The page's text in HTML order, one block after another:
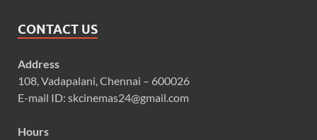
CONTACT US
Address
108, Vadapalani, Chennai – 600026
E-mail ID: skcinemas24@gmail.com
Hours